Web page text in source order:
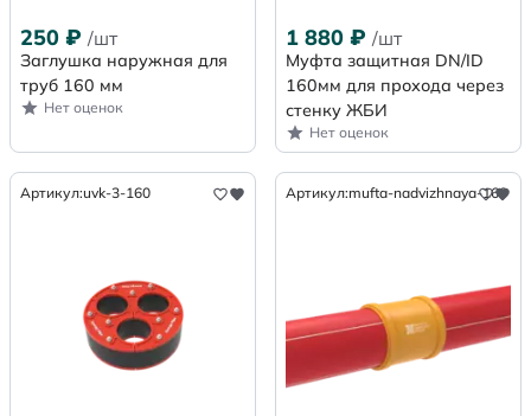
250 ₽ /шт
Заглушка наружная для
труб 160 мм
Нет оценок
1 880 ₽ /шт
Муфта защитная DN/ID
160мм для прохода через
стенку ЖБИ
Нет оценок
Артикул:uvk-3-160 Артикул:mufta-nadvizhnaya-160